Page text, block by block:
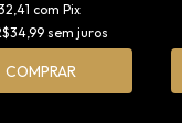
com Pix
sem juros
COMPRAR